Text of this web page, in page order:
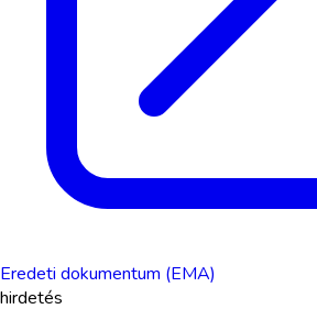
Eredeti dokumentum (EMA)
hirdetés